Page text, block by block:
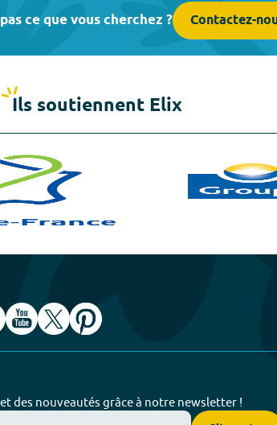
ce que vous cherchez ? Contactez-
Ils soutiennent Elix
des nouveautés grâce à notre newsletter !